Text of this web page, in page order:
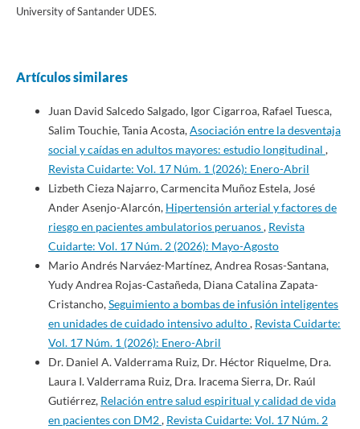
University of Santander UDES.
Artículos similares
Juan David Salcedo Salgado, Igor Cigarroa, Rafael Tuesca,
Salim Touchie, Tania Acosta,Asociación entre la desventaja
social y caídas en adultos mayores: estudio longitudinal ,
Revista Cuidarte: Vol. 17 Núm. 1 (2026): Enero-Abril
Lizbeth Cieza Najarro, Carmencita Muñoz Estela, José
Ander Asenjo-Alarcón, Hipertensión arterial y factores de
riesgo en pacientes ambulatorios peruanos, Revista
Cuidarte: Vol. 17 Núm. 2 (2026): Mayo-Agosto
Mario Andrés Narváez-Martínez, Andrea Rosas-Santana,
Yudy Andrea Rojas-Castañeda, Diana Catalina Zapata-
Cristancho,Seguimiento a bombas de infusión inteligentes
en unidades de cuidado intensivo adulto, Revista Cuidarte:
Vol. 17 Núm. 1 (2026): Enero-Abril
Dr. Daniel A. Valderrama Ruiz, Dr. Héctor Riquelme, Dra.
Laura I. Valderrama Ruiz, Dra. Iracema Sierra, Dr. Raúl
Gutiérrez, Relación entre salud espiritual y calidad de vida
en pacientes con DM2, Revista Cuidarte: Vol. 17 Núm. 2